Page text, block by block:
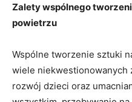
Zalety wspólnego
⁤powietrzu
Wspólne tworzenie sztuki
wiele niekwestionowanych
rozwój dzieci oraz